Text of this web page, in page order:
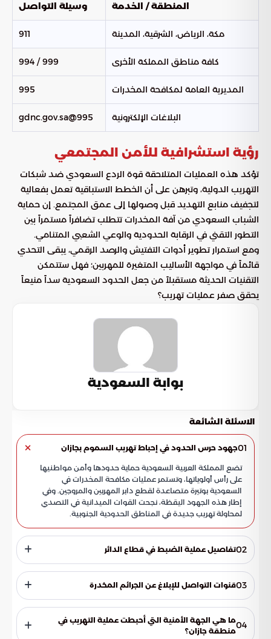
المنطقة / الخدمة
وسيلة التواصل
مكة، الرياض، الشرقية، المدينة 911
كافة مناطق المملكة الأخرى 999 / 994
المديرية العامة لمكافحة المخدرات 995
البلاغات الإلكترونية 995@gdnc.gov.sa
رؤية استشرافية للأمن المجتمعي
تؤكد هذه العمليات المتلاحقة قوة الردع السعودي ضد شبكات
التهريب الدولية، وتبرهن على أن الخطط الاستباقية تعمل بفعالية
لتجفيف منابع التهديد قبل وصولها إلى عمق المجتمع. إن حماية
الشباب السعودي من آفة المخدرات تتطلب تضافراً مستمراً بين
التطور التقني في الرقابة الحدودية والوعي الشعبي المتنامي.
ومع استمرار تطوير أدوات التفتيش والرصد الرقمي، يبقى التحدي
قائماً في مواجهة الأساليب المتغيرة للمهربين؛ فهل ستتمكن
التقنيات الحديثة مستقبلاً من جعل الحدود السعودية سداً منيعاً
يحقق صفر عمليات تهريب؟
بوابة السعودية
الاسئلة الشائعة
01جهود حرس الحدود في إحباط تهريب السموم بجازان
تضع المملكة العربية السعودية حماية حدودها وأمن مواطنيها
على رأس أولوياتها، وتستمر عمليات مكافحة المخدرات في
السعودية بوتيرة متصاعدة لقطع دابر المهربين والمروجين. وفي
إطار هذه الجهود اليقظة، نجحت القوات الميدانية في التصدي
لمحاولة تهريب جديدة في المناطق الحدودية الجنوبية.
02تفاصيل عملية الضبط في قطاع الدائر
عملية تهريب نوعية في قطاع الدائر، حيث تم التعامل مع الموقف
وفق الآتي:
03قنوات التواصل للإبلاغ عن الجرائم المخدرة
لنجاح العمل الأمني، وتحث الجميع على المبادرة بالإبلاغ عن أي
نشاط مشبوه يتعلق بالتهريب أو الترويج عبر القنوات المخصصة:04ما هي الجهة الأمنية التي أحبطت عملية التهريب في
منطقة جازان؟